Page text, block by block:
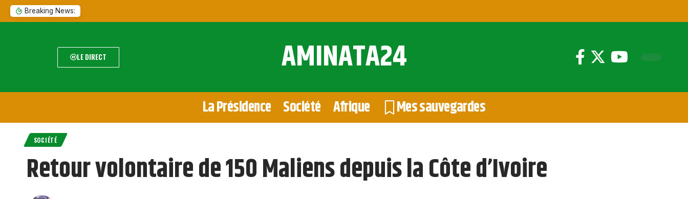
Breaking News:
LE DIRECT AMINATA24
La Présidence Société Afrique Mes sauvegardes
SOCIÉTÉ
Retour volontaire de 150 Maliens depuis la Côte d’Ivoire